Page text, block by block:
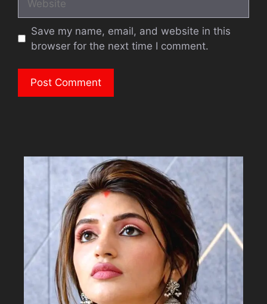
Save my name, email, and website in this
browser for the next time I comment.